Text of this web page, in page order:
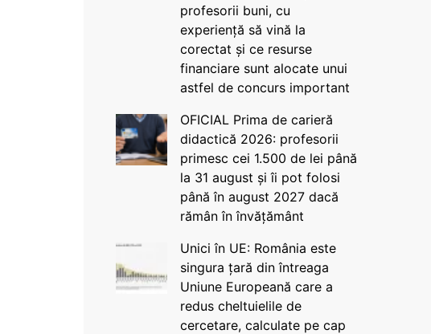
profesorii buni, cu
experiență să vină la
corectat și ce resurse
financiare sunt alocate unui
astfel de concurs important
OFICIAL Prima de carieră
didactică 2026: profesorii
primesc cei 1.500 de lei până
la 31 august și îi pot folosi
până în august 2027 dacă
rămân în învățământ
Unici în UE: România este
singura țară din întreaga
Uniune Europeană care a
redus cheltuielile de
cercetare, calculate pe cap